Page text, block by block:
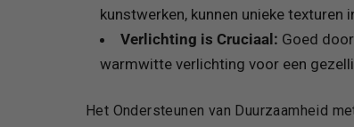
kunstwerken, kunnen unieke texturen
Verlichting is Cruciaal: Goed
warmwitte verlichting voor een
Het Ondersteunen van Duurzaamheid